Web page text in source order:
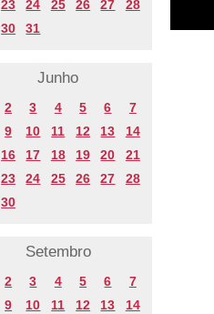
23 24 25 26 27
28
30 31
Junho
2 3 4 5 6
7
9 10 11 12 13
14
16 17 18 19 20
21
23 24 25 26 27
28
30
Setembro
2 3 4 5 6
7
9 10 11 12 13
14